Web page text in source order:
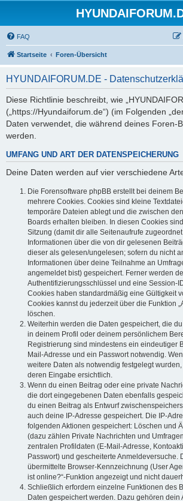
FAQ
Startseite Foren-Übersicht
HYUNDAIFORUM.DE -
Diese Richtlinie beschreibt, wie
(„https://Hyundaiforum.de“) (im Folgenden
Daten verwendet, die während deines Foren-
werden.
UMFANG UND ART DER DATENSPEICHERUNG
Deine Daten werden auf vier verschiedene
Die Forensoftware phpBB erstellt bei deinem
mehrere Cookies. Cookies sind kleine
temporäre Dateien ablegt und die zwischen
Boards erhalten bleiben. In diesen Cookies
Sitzung (damit dir alle Seitenaufrufe
Informationen über die von dir gelesenen
dieser als gelesen/ungelesen; sofern du nicht
Informationen über deine Teilnahme an
angemeldet bist) gespeichert. Ferner werden
Authentifizierungsschlüssel und eine Session-
Cookies haben standardmäßig eine Gültigkeit
Cookies kannst du jederzeit über die Funktion
löschen.
Weiterhin werden die Daten gespeichert, die
in deinem Profil oder deinem persönlichem
Registrierung sind mindestens ein eindeutiger
Mail-Adresse und ein Passwort notwendig.
weitere Daten als notwendig festgelegt
deren Eingabe ersichtlich.
Wenn du einen Beitrag oder eine private
die dort eingegebenen Daten ebenfalls
du einen Beitrag als Entwurf
auch deine IP-Adresse gespeichert. Die IP-
folgenden Aktionen gespeichert: Löschen und
(dazu zählen Private Nachrichten und
zentralen Profildaten (E-Mail-Adresse,
Passwort) und gescheiterte Anmeldeversuche.
übermittelte Browser-Kennzeichnung (User
ist online?“-Funktion angezeigt und nicht
Schließlich erfordern einzelne Funktionen des
Daten gespeichert werden. Dazu gehören dein